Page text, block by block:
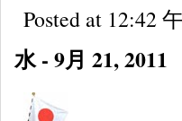
Posted at 12:42
水 - 9月 21, 2011